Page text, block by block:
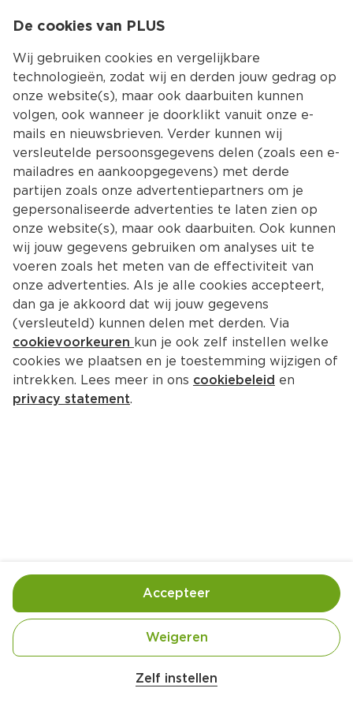
Kies jouw
Terug Producten
Koppejan Weekendmix
Per Mand 180 g
Handige informatie over dit product
Ingekocht door jouw PLUS
Belangrijke veiligheidswaarschuwing
De cookies van PLUS
Wij gebruiken cookies en vergelijkbare
technologieën, zodat wij en derden jouw gedrag op
onze website(s), maar ook daarbuiten kunnen
volgen, ook wanneer je doorklikt vanuit onze e-
mails en nieuwsbrieven. Verder kunnen wij
versleutelde persoonsgegevens delen (zoals een e-
mailadres en aankoopgegevens) met derde
partijen zoals onze advertentiepartners om je
gepersonaliseerde advertenties te laten zien op
onze website(s), maar ook daarbuiten. Ook kunnen
wij jouw gegevens gebruiken om analyses uit te
voeren zoals het meten van de effectiviteit van
onze advertenties. Als je alle cookies accepteert,
dan ga je akkoord dat wij jouw gegevens
(versleuteld) kunnen delen met derden. Via
cookievoorkeuren kun je ook zelf instellen welke
cookies we plaatsen en je toestemming wijzigen of
intrekken. Lees meer in ons cookiebeleid en
privacy statement.
Zelf instellen
Weigeren
Accepteer